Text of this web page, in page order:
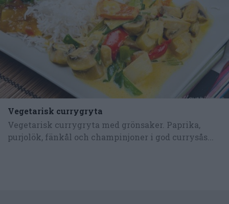
Vegetarisk currygryta
Vegetarisk currygryta med grönsaker. Paprika,
purjolök, fänkål och champinjoner i god currysås...